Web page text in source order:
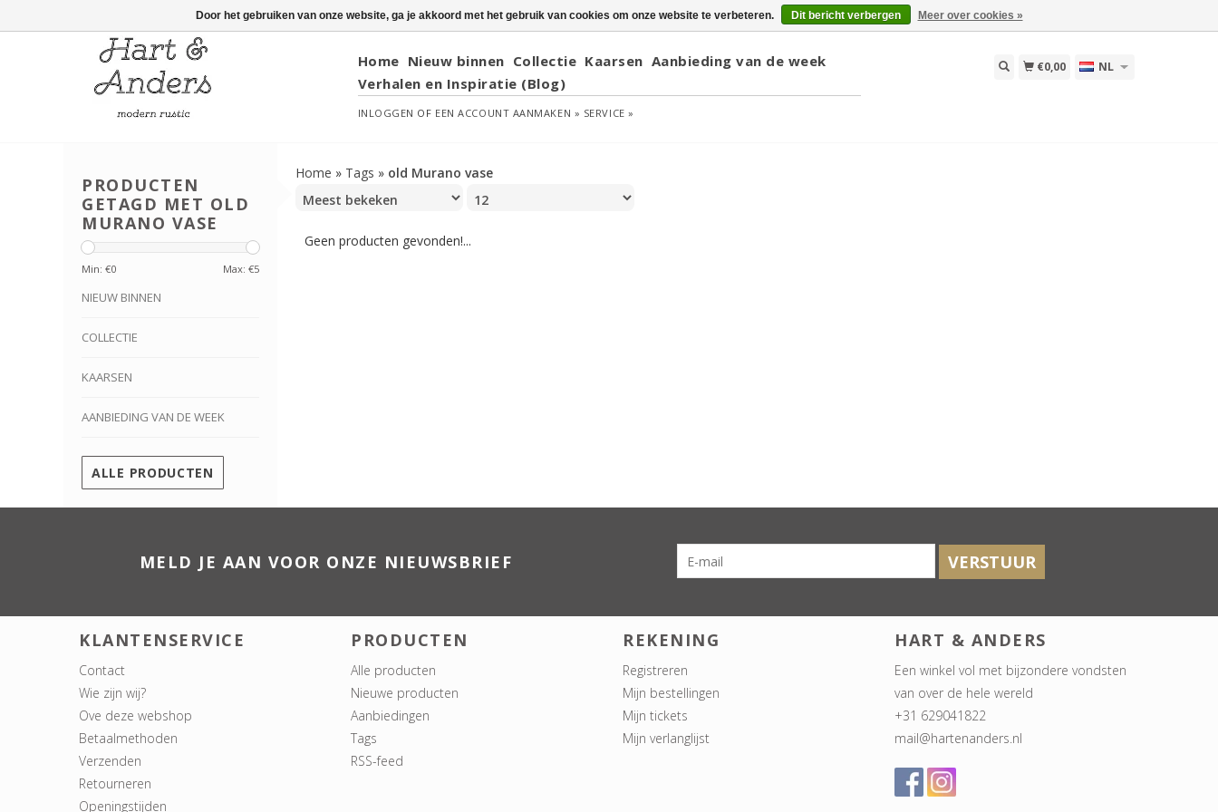
Home Nieuw binnen Collectie Kaarsen Aanbieding van de week
Verhalen en Inspiratie (Blog)
INLOGGEN OF EEN ACCOUNT AANMAKEN » SERVICE »
€0,00 NL
PRODUCTEN
GETAGD MET OLD
MURANO VASE
Min: €0 Max: €5
NIEUW BINNEN
COLLECTIE
KAARSEN
AANBIEDING VAN DE WEEK
ALLE PRODUCTEN
Home » Tags » old Murano vase
Geen producten gevonden!...
MELD JE AAN VOOR ONZE NIEUWSBRIEF VERSTUUR
KLANTENSERVICE
Contact
Wie zijn wij?
Ove deze webshop
Betaalmethoden
Verzenden
Retourneren
Openingstijden
PRODUCTEN
Alle producten
Nieuwe producten
Aanbiedingen
Tags
RSS-feed
REKENING
Registreren
Mijn bestellingen
Mijn tickets
Mijn verlanglijst
HART & ANDERS
Een winkel vol met bijzondere vondsten
van over de hele wereld
+31 629041822
mail@hartenanders.nl
Door het gebruiken van onze website, ga je akkoord met het gebruik van cookies om onze website te verbeteren. Dit bericht verbergen Meer over cookies »